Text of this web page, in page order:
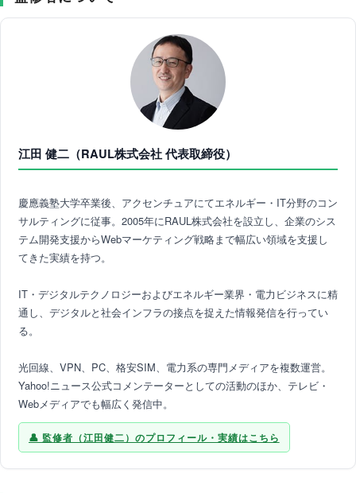
江田 健二（RAUL株式会社 代表取締役）
慶應義塾大学卒業後、アクセンチュアにてエネルギー・IT分野のコン
サルティングに従事。2005年にRAUL株式会社を設立し、企業のシス
テム開発支援からWebマーケティング戦略まで幅広い領域を支援し
てきた実績を持つ。
IT・デジタルテクノロジーおよびエネルギー業界・電力ビジネスに精
通し、デジタルと社会インフラの接点を捉えた情報発信を行ってい
る。
光回線、VPN、PC、格安SIM、電力系の専門メディアを複数運営。
Yahoo!ニュース公式コメンテーターとしての活動のほか、テレビ・
Webメディアでも幅広く発信中。
監修者（江田健二）のプロフィール・実績はこちら